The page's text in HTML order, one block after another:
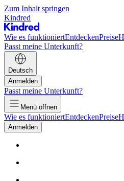
Zum Inhalt springen
Kindred
Wie es funktioniertEntdeckenPreise
Passt meine Unterkunft?
Deutsch
Anmelden
Passt meine Unterkunft?
Menü öffnen
Wie es funktioniertEntdeckenPreise
Anmelden